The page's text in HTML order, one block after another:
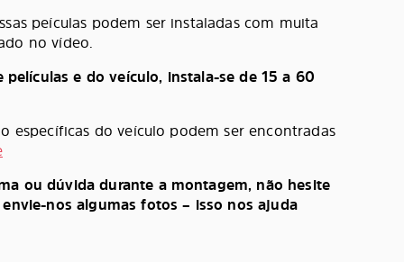
peículas podem ser instaladas com muita
no vídeo.
e do veículo, instala-se de 15 a 60
específicas do veículo podem ser encontradas
ou dúvida durante a montagem, não hesite
nos algumas fotos – isso nos ajuda